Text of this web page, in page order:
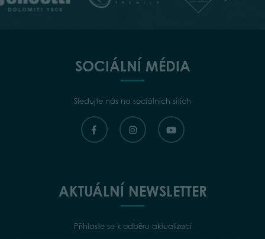
SOCIÁLNÍ MÉDIA
Sledujte nás na sociálních sítích
AKTUÁLNÍ NEWSLETTER
Přihlaste se k odběru aktualizací